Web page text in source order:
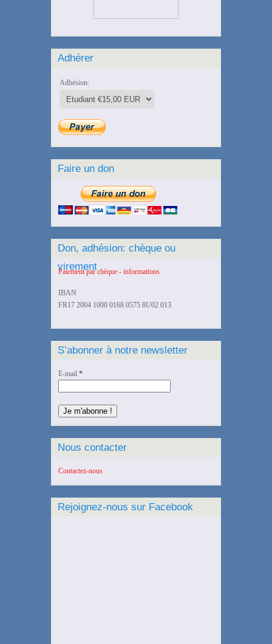
Adhérer
Adhésion:
Faire un don
Don, adhésion: chèque ou
virement
Paiement par chèque - informations
IBAN
FR17 2004 1000 0168 0575 8U02 013
S’abonner à notre newsletter
E-mail *
Nous contacter
Contactez-nous
Rejoignez-nous sur Facebook